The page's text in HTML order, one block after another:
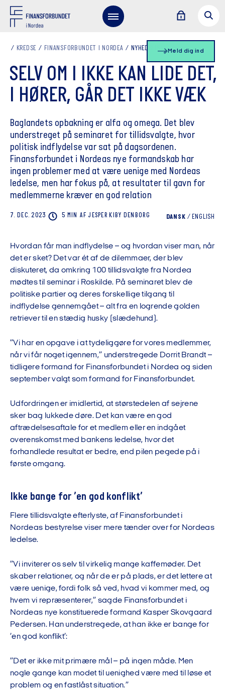
Meld dig ind
KREDSE FINANSFORBUNDET I NORDEA NYHEDSLISTE
SELV OM I IKKE KAN LIDE DET,
I HØRER, GÅR DET IKKE VÆK
Baglandets opbakning er alfa og omega. Det blev
understreget på seminaret for tillidsvalgte, hvor
politisk indflydelse var sat på dagsordenen.
Finansforbundet i Nordeas nye formandskab har
ingen problemer med at være uenige med Nordeas
ledelse, men har fokus på, at resultater til gavn for
medlemmerne kræver en god relation
7. DEC. 2023 5 MIN AFJESPER KIBY DENBORG DANSK / ENGLISH
Hvordan får man indflydelse – og hvordan viser man, når
det er sket? Det var ét af de dilemmaer, der blev
diskuteret, da omkring 100 tillidsvalgte fra Nordea
mødtes til seminar i Roskilde. På seminaret blev de
politiske partier og deres forskellige tilgang til
indflydelse gennemgået – alt fra en logrende golden
retriever til en stædig husky (slædehund).
”Vi har en opgave i at tydeliggøre for vores medlemmer,
når vi får noget igennem,” understregede Dorrit Brandt –
tidligere formand for Finansforbundet i Nordea og siden
september valgt som formand for Finansforbundet.
Udfordringen er imidlertid, at størstedelen af sejrene
sker bag lukkede døre. Det kan være en god
aftrædelsesaftale for et medlem eller en indgået
overenskomst med bankens ledelse, hvor det
forhandlede resultat er bedre, end pilen pegede på i
første omgang.
Ikke bange for ’en god konflikt’
Flere tillidsvalgte efterlyste, af Finansforbundet i
Nordeas bestyrelse viser mere tænder over for Nordeas
ledelse.
”Vi inviterer os selv til virkelig mange kaffemøder. Det
skaber relationer, og når de er på plads, er det lettere at
være uenige, fordi folk så ved, hvad vi kommer med, og
hvem vi repræsenterer,” sagde Finansforbundet i
Nordeas nye konstituerede formand Kasper Skovgaard
Pedersen. Han understregede, at han ikke er bange for
’en god konflikt’:
”Det er ikke mit primære mål – på ingen måde. Men
nogle gange kan modet til uenighed være med til løse et
problem og en fastlåst situation.”